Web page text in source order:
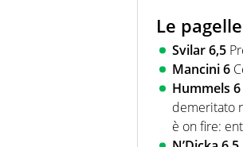
Le
Svilar 6,5
Mancini 6
Hummels 6
demeritato
è on fire: